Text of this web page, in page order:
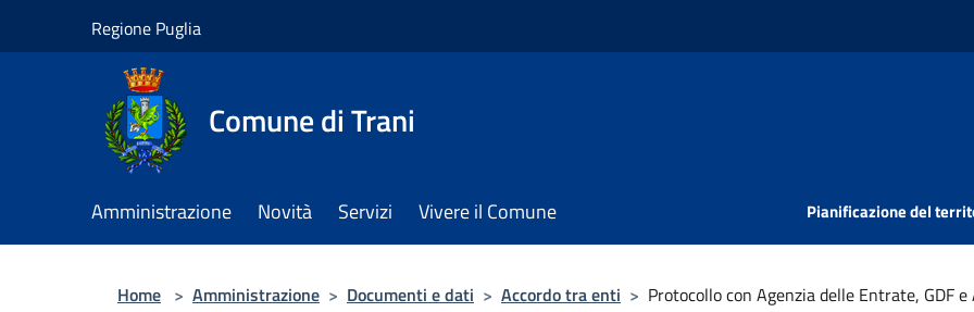
Regione Puglia
Comune di Trani
Amministrazione Novità Servizi Vivere il Comune Pianificazione del
Home > Amministrazione > Documenti e dati > Accordo tra enti > Protocollo con Agenzia delle Entrate, GDF e